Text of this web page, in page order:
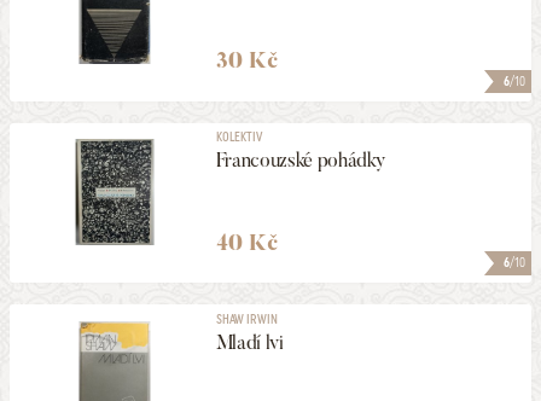
6/10
30 Kč
6/10
KOLEKTIV
Francouzské pohádky
40 Kč
SHAW IRWIN
Mladí lvi